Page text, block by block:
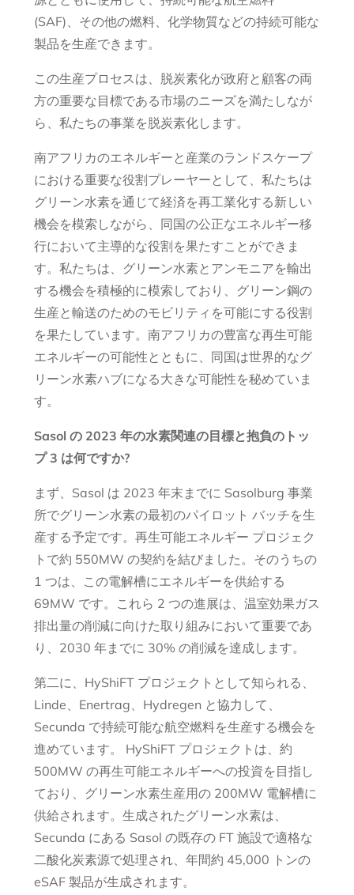
(SAF)、その他の燃料、化学物質などの持続可能な
製品を生産できます。
この生産プロセスは、脱炭素化が政府と顧客の両
方の重要な目標である市場のニーズを満たしなが
ら、私たちの事業を脱炭素化します。
南アフリカのエネルギーと産業のランドスケープ
における重要な役割プレーヤーとして、私たちは
グリーン水素を通じて経済を再工業化する新しい
機会を模索しながら、同国の公正なエネルギー移
行において主導的な役割を果たすことができま
す。私たちは、グリーン水素とアンモニアを輸出
する機会を積極的に模索しており、グリーン鋼の
生産と輸送のためのモビリティを可能にする役割
を果たしています。南アフリカの豊富な再生可能
エネルギーの可能性とともに、同国は世界的なグ
リーン水素ハブになる大きな可能性を秘めていま
す。
Sasol の 2023 年の水素関連の目標と抱負のトッ
プ 3 は何ですか?
まず、Sasol は 2023 年末までに Sasolburg 事業
所でグリーン水素の最初のパイロット バッチを生
産する予定です。再生可能エネルギー プロジェク
トで約 550MW の契約を結びました。そのうちの
1 つは、この電解槽にエネルギーを供給する
69MW です。これら 2 つの進展は、温室効果ガス
排出量の削減に向けた取り組みにおいて重要であ
り、2030 年までに 30% の削減を達成します。
第二に、HyShiFT プロジェクトとして知られる、
Linde、Enertrag、Hydregen と協力して、
Secunda で持続可能な航空燃料を生産する機会を
進めています。 HyShiFT プロジェクトは、約
500MW の再生可能エネルギーへの投資を目指し
ており、グリーン水素生産用の 200MW 電解槽に
供給されます。生成されたグリーン水素は、
Secunda にある Sasol の既存の FT 施設で適格な
二酸化炭素源で処理され、年間約 45,000 トンの
eSAF 製品が生成されます。